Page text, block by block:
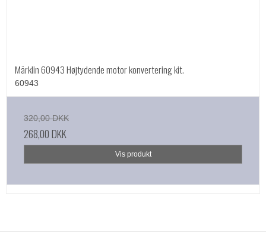
Märklin 60943 Højtydende motor konvertering kit.
60943
320,00 DKK
268,00 DKK
Vis produkt